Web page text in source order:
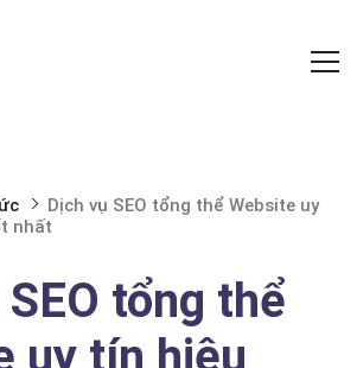
Dịch vụ SEO tổng thể Website uy
nhất
tổng thể
uy tín hiệu